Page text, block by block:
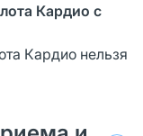
Кардио с
Кардио нельзя